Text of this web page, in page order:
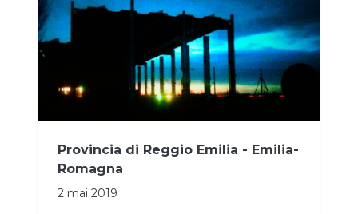
Provincia di Reggio Emilia - Emilia-
Romagna
2 mai 2019